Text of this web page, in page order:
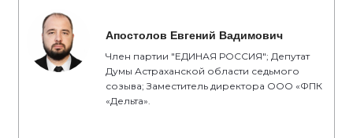
Апостолов Евгений Вадимович
Член партии "ЕДИНАЯ РОССИЯ"; Депутат
Думы Астраханской области седьмого
созыва; Заместитель директора ООО «ФПК
«Дельта».